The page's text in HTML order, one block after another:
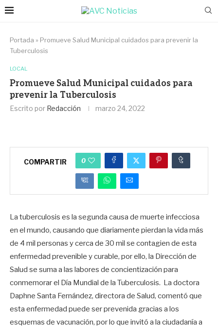
Portada » Promueve Salud Municipal cuidados para prevenir la
Tuberculosis
LOCAL
Promueve Salud Municipal cuidados para
prevenir la Tuberculosis
Escrito por Redacción marzo 24, 2022
COMPARTIR 0
La tuberculosis es la segunda causa de muerte infecciosa
en el mundo, causando que diariamente pierdan la vida más
de 4 mil personas y cerca de 30 mil se contagien de esta
enfermedad prevenible y curable, por ello, la Dirección de
Salud se suma a las labores de concientización para
conmemorar el Día Mundial de la Tuberculosis. La doctora
Daphne Santa Fernández, directora de Salud, comentó que
esta enfermedad puede ser prevenida gracias a los
esquemas de vacunación, por lo que invitó a la ciudadanía a